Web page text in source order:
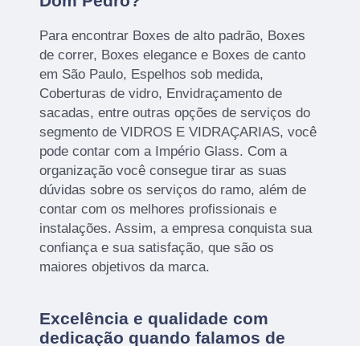
Para encontrar Boxes de alto padrão, Boxes
de correr, Boxes elegance e Boxes de canto
em São Paulo, Espelhos sob medida,
Coberturas de vidro, Envidraçamento de
sacadas, entre outras opções de serviços do
segmento de VIDROS E VIDRAÇARIAS, você
pode contar com a Império Glass. Com a
organização você consegue tirar as suas
dúvidas sobre os serviços do ramo, além de
contar com os melhores profissionais e
instalações. Assim, a empresa conquista sua
confiança e sua satisfação, que são os
maiores objetivos da marca.
Excelência e qualidade com
dedicação quando falamos de